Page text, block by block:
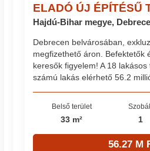
ELADÓ ÚJ ÉPÍTÉSŰ
Hajdú-Bihar megye,
Debrecen belvárosában,
megfizethető áron. Befektetők
keresők figyelem! A 18
számú lakás elérhető 56.2
Belső terület
33 m² 1
56.27 M